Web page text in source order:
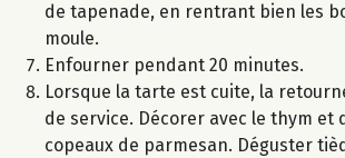
de tapenade, en rentrant bien les
moule.
Enfourner pendant 20 minutes.
Lorsque la tarte est cuite, la
de service. Décorer avec le thym et
copeaux de parmesan. Déguster